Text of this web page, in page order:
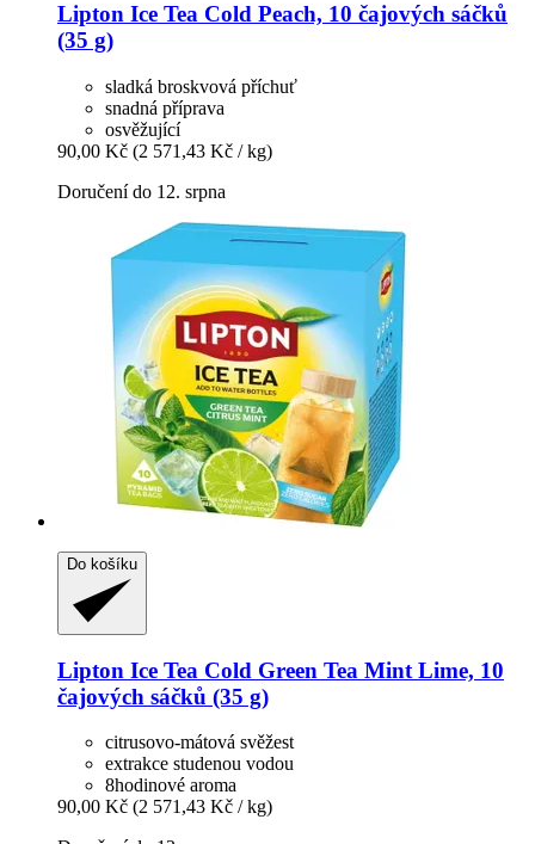
Lipton Ice Tea Cold Peach, 10 čajových sáčků
(35 g)
sladká broskvová příchuť
snadná příprava
osvěžující
90,00 Kč (2 571,43 Kč / kg)
Doručení do 12. srpna
Do košíku
Lipton Ice Tea Cold Green Tea Mint Lime, 10
čajových sáčků (35 g)
citrusovo-mátová svěžest
extrakce studenou vodou
8hodinové aroma
90,00 Kč (2 571,43 Kč / kg)